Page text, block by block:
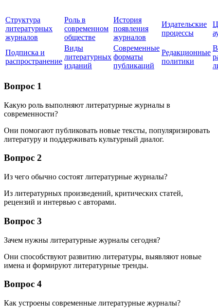
Структура
литературных
журналов
Роль в
современном
обществе
История
появления
журналов
Издательские
процессы
Подписка и
распространение
Виды
литературных
изданий
Современные
форматы
публикаций
Редакционные
политики
Вопрос 1
Какую роль выполняют литературные журналы в
современности?
Они помогают публиковать новые тексты, популяризировать
литературу и поддерживать культурный диалог.
Вопрос 2
Из чего обычно состоят литературные журналы?
Из литературных произведений, критических статей,
рецензий и интервью с авторами.
Вопрос 3
Зачем нужны литературные журналы сегодня?
Они способствуют развитию литературы, выявляют новые
имена и формируют литературные тренды.
Вопрос 4
Как устроены современные литературные журналы?